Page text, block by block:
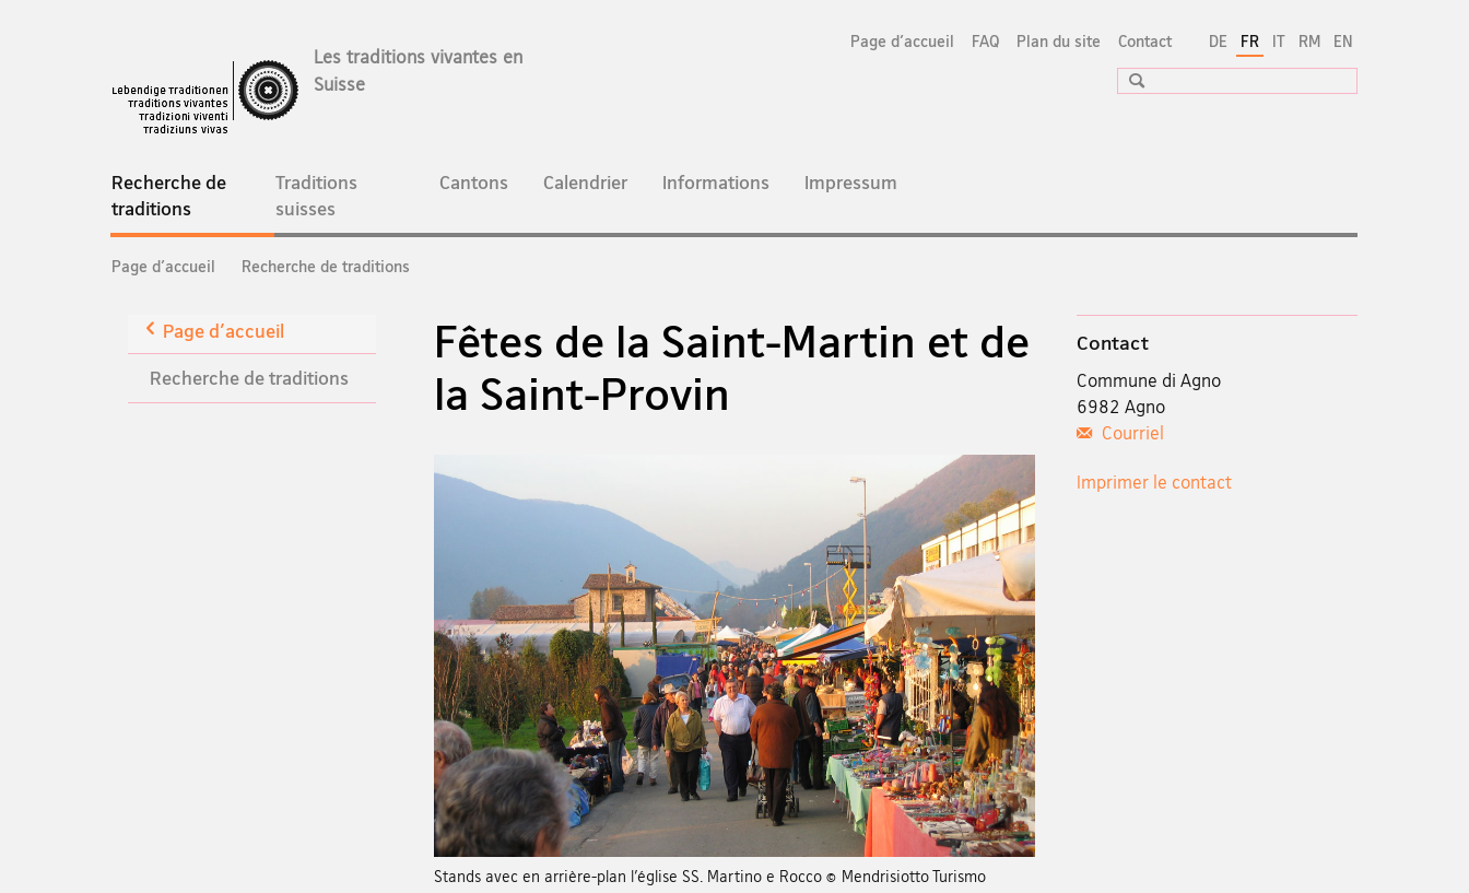
DE FR IT RM EN
Page d'accueil FAQ Plan du site Contact
Les traditions vivantes en
Suisse
Recherche
Navigation
Recherche de
traditionscurrent
page
Traditions
suisses
Cantons Calendrier Informations Impressum
Breadcrumb
Page d'accueil Recherche de traditions
Retour
Page d'accueil
Recherche de traditions
Fêtes de la Saint-Martin et de
la Saint-Provin
Stands avec en arrière-plan l’église SS. Martino e Rocco © Mendrisiotto Turismo
Contact
Commune di Agno
6982 Agno
Courriel
Imprimer le contact